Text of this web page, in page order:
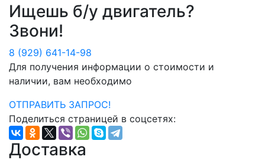
Ищешь б/у двигатель?
Звони!
8 (929) 641-14-98
Для получения информации о стоимости и
наличии, вам необходимо
ОТПРАВИТЬ ЗАПРОС!
Поделиться страницей в соцсетях:
Доставка